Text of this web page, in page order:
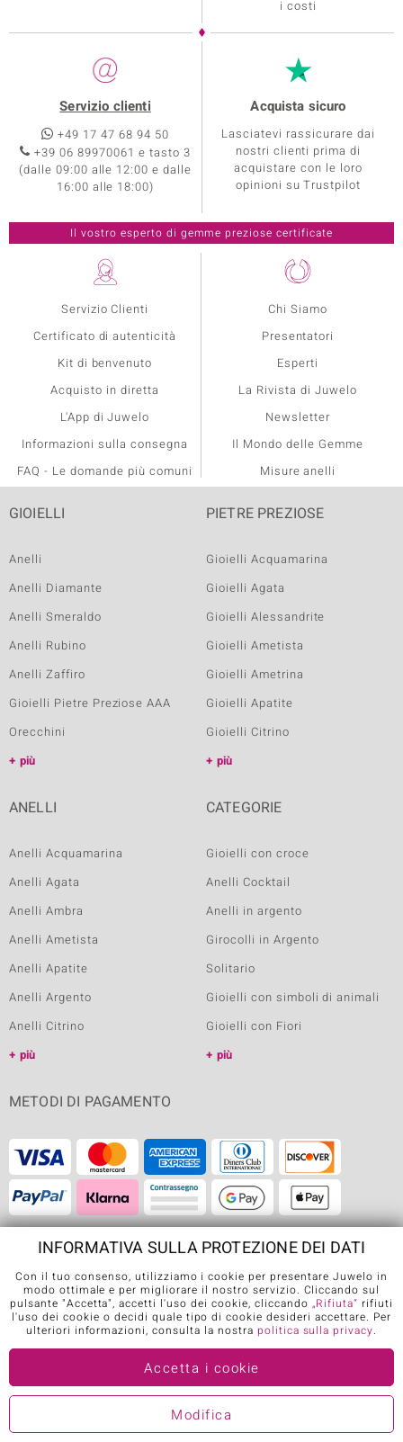
i costi
Servizio clienti
+49 17 47 68 94 50
+39 06 89970061 e tasto 3
(dalle 09:00 alle 12:00 e dalle
16:00 alle 18:00)
Acquista sicuro
Lasciatevi rassicurare dai
nostri clienti prima di
acquistare con le loro
opinioni su Trustpilot
Servizio Clienti
Certificato di autenticità
Kit di benvenuto
Acquisto in diretta
L'App di Juwelo
Informazioni sulla consegna
FAQ - Le domande più comuni
Chi Siamo
Presentatori
Esperti
La Rivista di Juwelo
Newsletter
Il Mondo delle Gemme
Misure anelli
GIOIELLI
Anelli
Anelli Diamante
Anelli Smeraldo
Anelli Rubino
Anelli Zaffiro
Gioielli Pietre Preziose AAA
Orecchini
più
PIETRE PREZIOSE
Gioielli Acquamarina
Gioielli Agata
Gioielli Alessandrite
Gioielli Ametista
Gioielli Ametrina
Gioielli Apatite
Gioielli Citrino
più
ANELLI
Anelli Acquamarina
Anelli Agata
Anelli Ambra
Anelli Ametista
Anelli Apatite
Anelli Argento
Anelli Citrino
più
CATEGORIE
Gioielli con croce
Anelli Cocktail
Anelli in argento
Girocolli in Argento
Solitario
Gioielli con simboli di animali
Gioielli con Fiori
più
METODI DI PAGAMENTO
SPEDIZIONE
APP DI JUWELO
INFORMATIVA SULLA PROTEZIONE DEI DATI
Con il tuo consenso, utilizziamo i cookie per presentare Juwelo in
modo ottimale e per migliorare il nostro servizio. Cliccando sul
pulsante "Accetta", accetti l'uso dei cookie, cliccando „Rifiuta“ rifiuti
l'uso dei cookie o decidi quale tipo di cookie desideri accettare. Per
ulteriori informazioni, consulta la nostra politica sulla privacy.
Accetta i cookie
Modifica